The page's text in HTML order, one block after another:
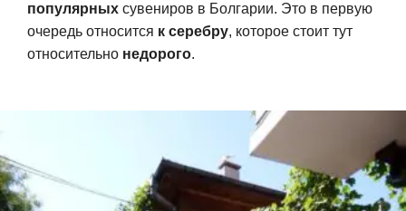
популярных сувениров в Болгарии. Это в первую
очередь относится к серебру, которое стоит тут
относительно недорого.